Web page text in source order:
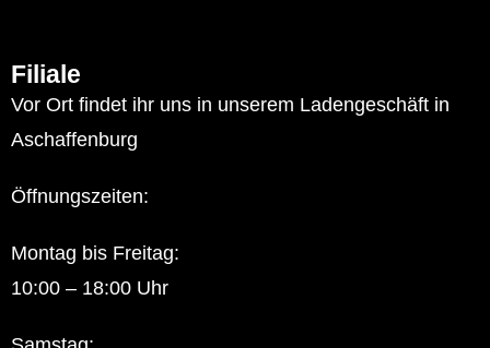
Filiale
Vor Ort findet ihr uns in unserem Ladengeschäft in
Aschaffenburg
Öffnungszeiten:
Montag bis Freitag:
10:00 – 18:00 Uhr